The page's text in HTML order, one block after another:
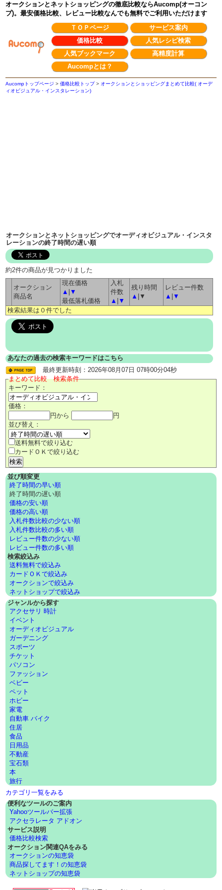
オークションとネットショッピングの徹底比較ならAucomp(オーコン
プ)。最安価格比較、レビュー比較なんでも無料でご利用いただけます
ＴＯＰページ
サービス案内
価格比較
人気レシピ検索
人気ブックマーク
高精度計算
Aucompとは？
Aucompトップページ >価格比較トップ> オークションとショッピングまとめて比較( オーデ
ィオビジュアル・インスタレーション)
オークションとネットショッピングでオーディオビジュアル・インスタ
レーションの終了時間の遅い順
約2件の商品が見つかりました
オークション
商品名
現在価格
▲ |▼
最低落札価格
入札
件数
▲ |▼
残り時間
▲ |▼
レビュー件数
▲ |▼
検索結果は０件でした
あなたの過去の検索キーワードはこちら
最終更新時刻：2026年08月07日 07時00分04秒
まとめて比較 検索条件
キーワード：
価格：
円から
円
並び替え：
送料無料で絞り込む
カードＯＫで絞り込む
並び順変更
終了時間の早い順
終了時間の遅い順
価格の安い順
価格の高い順
入札件数比較の少ない順
入札件数比較の多い順
レビュー件数の少ない順
レビュー件数の多い順
検索絞込み
送料無料で絞込み
カードＯＫで絞込み
オークションで絞込み
ネットショップで絞込み
ジャンルから探す
アクセサリ 時計
イベント
オーディオビジュアル
ガーデニング
スポーツ
チケット
パソコン
ファッション
ベビー
ペット
ホビー
家電
自動車 バイク
住居
食品
日用品
不動産
宝石類
本
旅行
カテゴリ一覧をみる
便利なツールのご案内
Yahooツールバー拡張
アクセラレータ アドオン
サービス説明
価格比較検索
オークション関連QAをみる
オークションの知恵袋
商品探してます！の知恵袋
ネットショップの知恵袋